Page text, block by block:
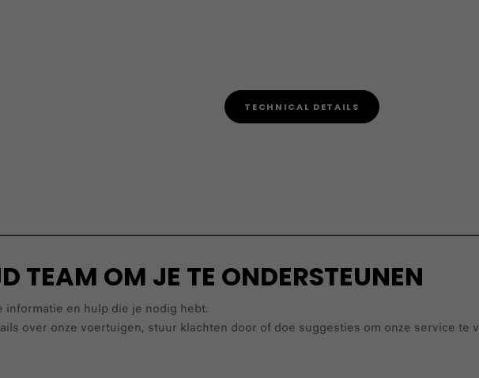
TECHNICAL DETAILS
TEAM OM JE TE ONDERSTEUNEN
informatie en hulp die je nodig hebt.
over onze voertuigen, stuur klachten door of doe suggesties om onze service te